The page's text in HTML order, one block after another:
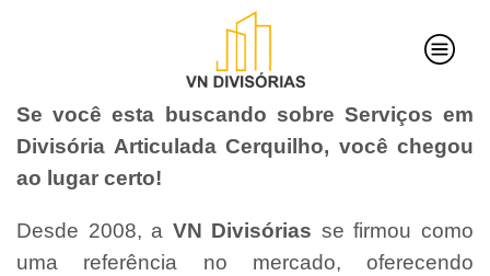
Se você esta buscando sobre Serviços em
Divisória Articulada Cerquilho, você chegou
ao lugar certo!
Desde 2008, a VN Divisórias se firmou como
uma referência no mercado, oferecendo